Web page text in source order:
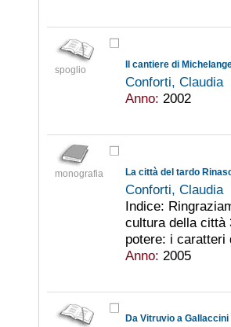
spoglio Il cantiere di
Conforti, Claudia
Anno: 2002
monografia La città del tardo
Conforti, Claudia
Indice:
cultura della città
potere: i caratteri
Anno: 2005
Da Vitruvio a Gallaccini